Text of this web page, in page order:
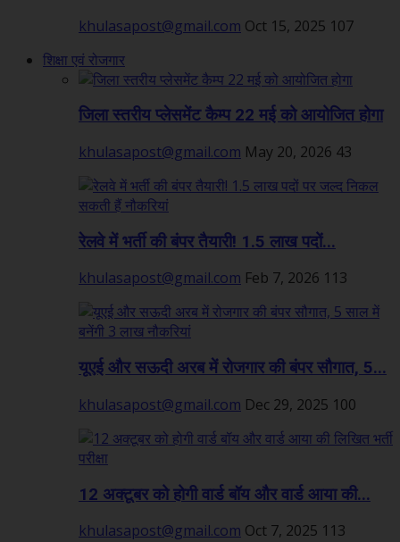
khulasapost@gmail.com Oct 15, 2025 107
शिक्षा एवं रोजगार
जिला स्तरीय प्लेसमेंट कैम्प 22 मई को आयोजित होगा
khulasapost@gmail.com May 20, 2026 43
रेलवे में भर्ती की बंपर तैयारी! 1.5 लाख पदों...
khulasapost@gmail.com Feb 7, 2026 113
यूएई और सऊदी अरब में रोजगार की बंपर सौगात, 5...
khulasapost@gmail.com Dec 29, 2025 100
12 अक्टूबर को होगी वार्ड बॉय और वार्ड आया की...
khulasapost@gmail.com Oct 7, 2025 113